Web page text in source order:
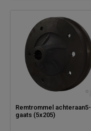
Remtrommel achteraan5-
gaats (5x205)